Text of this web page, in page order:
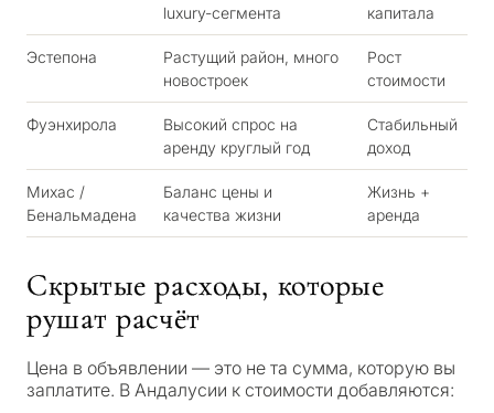
luxury-сегмента
капитала
Эстепона
Растущий район, много
новостроек
Рост
стоимости
Фуэнхирола
Высокий спрос на
аренду круглый год
Стабильный
доход
Михас /
Бенальмадена
Баланс цены и
качества жизни
Жизнь +
аренда
Скрытые расходы, которые
рушат расчёт
Цена в объявлении — это не та сумма, которую вы
заплатите. В Андалусии к стоимости добавляются: